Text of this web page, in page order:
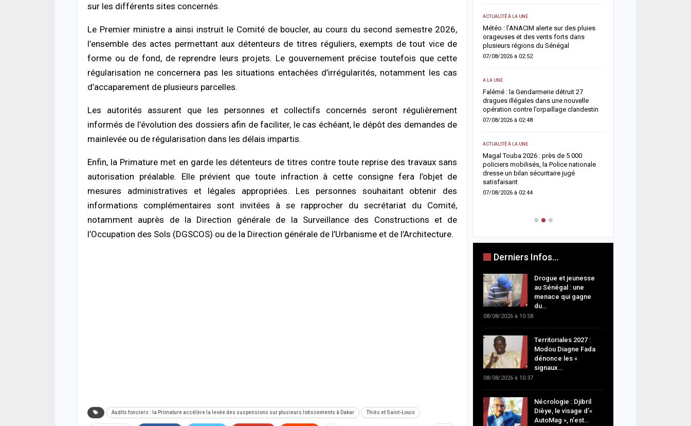
sur les différents sites concernés.
Le Premier ministre a ainsi instruit le Comité de boucler, au cours du second semestre 2026,
l’ensemble des actes permettant aux détenteurs de titres réguliers, exempts de tout vice de
forme ou de fond, de reprendre leurs projets. Le gouvernement précise toutefois que cette
régularisation ne concernera pas les situations entachées d’irrégularités, notamment les cas
d’accaparement de plusieurs parcelles.
Les autorités assurent que les personnes et collectifs concernés seront régulièrement
informés de l’évolution des dossiers afin de faciliter, le cas échéant, le dépôt des demandes de
mainlevée ou de régularisation dans les délais impartis.
Enfin, la Primature met en garde les détenteurs de titres contre toute reprise des travaux sans
autorisation préalable. Elle prévient que toute infraction à cette consigne fera l’objet de
mesures administratives et légales appropriées. Les personnes souhaitant obtenir des
informations complémentaires sont invitées à se rapprocher du secrétariat du Comité,
notamment auprès de la Direction générale de la Surveillance des Constructions et de
l’Occupation des Sols (DGSCOS) ou de la Direction générale de l’Urbanisme et de l’Architecture.
Audits fonciers : la Primature accélère la levée des suspensions sur plusieurs lotissements à Dakar Thiès et Saint-Louis
06/08/2026 à 17:57
SANTÉ
Urgence sanitaire : les stocks de sang
s’effondrent, le CNTS lance un SOS aux
donneurs
06/08/2026 à 07:15
Décès de Sokhna Mame Amy Mbacké :
mourides frappée par un nouveau deuil
06/08/2026 à 07:07
ACTUALITÉ À LA UNE
Jaxaay : un homme déféré après une
tentative de vol à l’arme blanche dans un
point multiservice
06/08/2026 à 07:02
appartement
ACTUALITÉ À LA UNE
Politique : Aminata Touré revendique une
ACTUALITÉ À LA UNE
retardataires
07/08/2026 à 16:25
ACTUALITÉ À LA UNE
Météo : l’ANACIM alerte sur des pluies
orageuses et des vents forts dans
plusieurs régions du Sénégal
07/08/2026 à 02:52
A LA UNE
Falémé : la Gendarmerie détruit 27
dragues illégales dans une nouvelle
opération contre l’orpaillage clandestin
07/08/2026 à 02:48
ACTUALITÉ À LA UNE
Magal Touba 2026 : près de 5 000
policiers mobilisés, la Police nationale
dresse un bilan sécuritaire jugé
satisfaisant
07/08/2026 à 02:44
Derniers Infos...
Drogue et jeunesse
au Sénégal : une
menace qui gagne
du…
08/08/2026 à 10:58
Territoriales 2027 :
Modou Diagne Fada
dénonce les «
signaux…
08/08/2026 à 10:37
Nécrologie : Djibril
Dièye, le visage d’«
AutoMag », n’est…